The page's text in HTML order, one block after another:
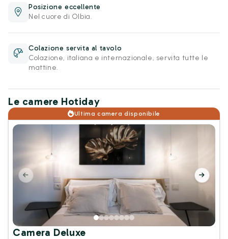
Posizione eccellente
Nel cuore di Olbia.
Colazione servita al tavolo
Colazione, italiana e internazionale, servita tutte le
mattine.
Le camere Hotiday
Ultima camera disponibile
Camera Deluxe